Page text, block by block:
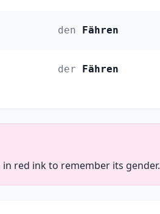
den Fähren
der Fähren
red ink to remember its gender.